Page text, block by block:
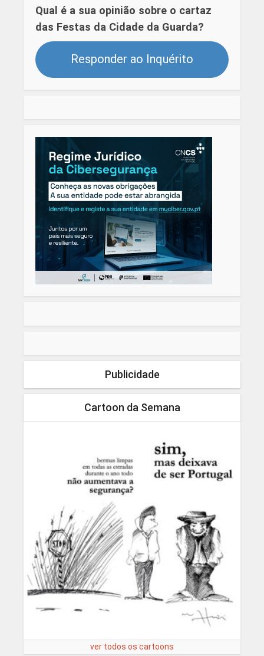
Qual é a sua opinião sobre o cartaz
das Festas da Cidade da Guarda?
Responder ao Inquérito
Publicidade
Cartoon da Semana
ver todos os cartoons